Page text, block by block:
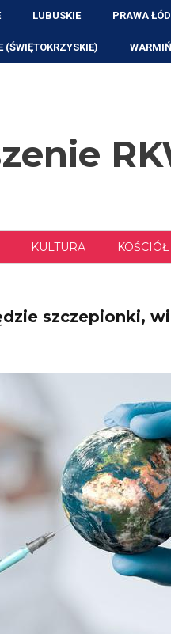
LUBUSKIE PRAWA
(ŚWIĘTOKRZYSKIE)
KULTURA KOŚCIÓŁ
szczepionki,